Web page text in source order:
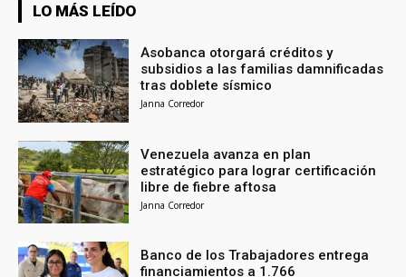
LO MÁS LEÍDO
Asobanca otorgará créditos y
subsidios a las familias damnificadas
tras doblete sísmico
Janna Corredor
Venezuela avanza en plan
estratégico para lograr certificación
libre de fiebre aftosa
Janna Corredor
Banco de los Trabajadores entrega
financiamientos a 1.766